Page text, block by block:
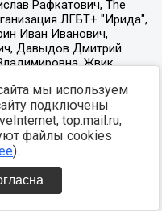
мы используем
подключены
top.mail.ru,
файлы cookies
).